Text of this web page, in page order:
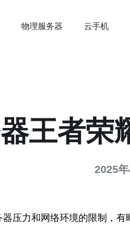
物理服务器 云手机
王者荣
2025
压力和网络环境的限制，